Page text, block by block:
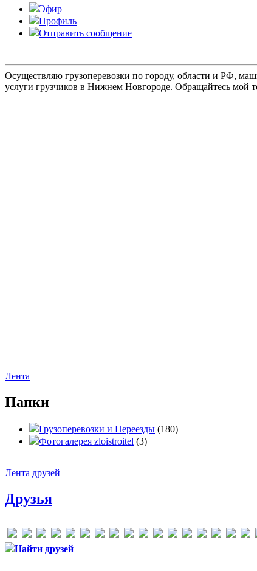
Эфир
Профиль
Отправить сообщение
Осуществляю грузоперевозки по городу, области и РФ,
услуги грузчиков в Нижнем Новгороде. Обращайтесь мой
Лента
Папки
Грузоперевозки и Переезды (180)
Фотогалерея zloistroitel (3)
Лента друзей
Друзья
Найти друзей